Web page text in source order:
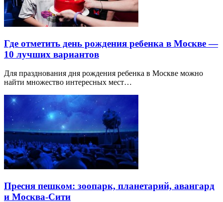
Где отметить день рождения ребенка в Москве —
10 лучших вариантов
Для празднования дня рождения ребенка в Москве можно
найти множество интересных мест…
Пресня пешком: зоопарк, планетарий, авангард
и Москва-Сити